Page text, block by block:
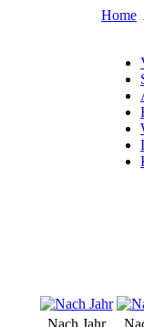
Home
Nach Jahr